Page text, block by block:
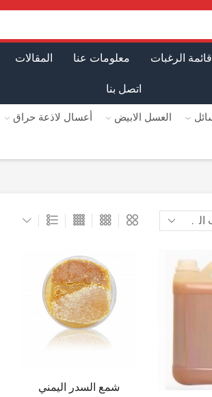
قائمة الرغبات معلومات عنا المقالات
اتصل بنا
العسل الابيض أعسال لاذعة حراق
شمع السدر اليمني